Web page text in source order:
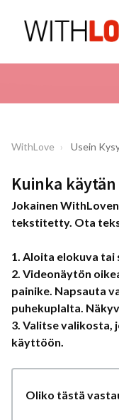
WithLove Usein
Kuinka
Jokainen
tekstitetty. Ota
1. Aloita elokuva tai
2. Videonäytön
painike. Napsauta
puhekuplalta.
3. Valitse
käyttöön.
Oliko tästä